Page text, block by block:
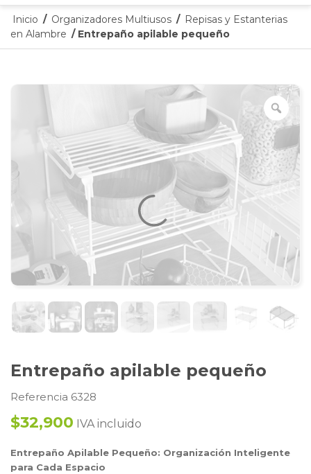
Inicio / Organizadores Multiusos / Repisas y Estanterias
en Alambre / Entrepaño apilable pequeño
Entrepaño apilable pequeño
Referencia 6328
$32,900 IVA incluido
Entrepaño Apilable Pequeño: Organización Inteligente
para Cada Espacio